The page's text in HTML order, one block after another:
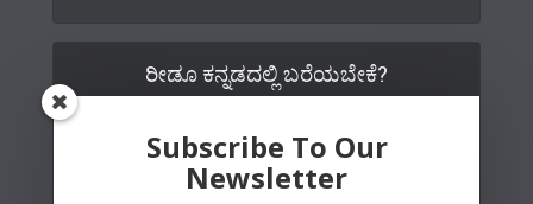
ರೀಡೂ ಕನ್ನಡದಲ್ಲಿ ಬರೆಯಬೇಕೆ?
Subscribe To Our
Newsletter